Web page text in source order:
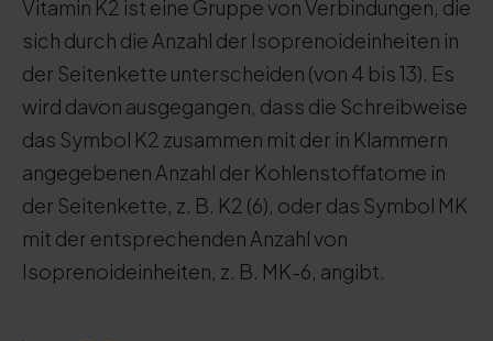
Vitamin K2 ist eine Gruppe von Verbindungen, die
sich durch die Anzahl der Isoprenoideinheiten in
der Seitenkette unterscheiden (von 4 bis 13). Es
wird davon ausgegangen, dass die Schreibweise
das Symbol K2 zusammen mit der in Klammern
angegebenen Anzahl der Kohlenstoffatome in
der Seitenkette, z. B. K2 (6), oder das Symbol MK
mit der entsprechenden Anzahl von
Isoprenoideinheiten, z. B. MK-6, angibt.